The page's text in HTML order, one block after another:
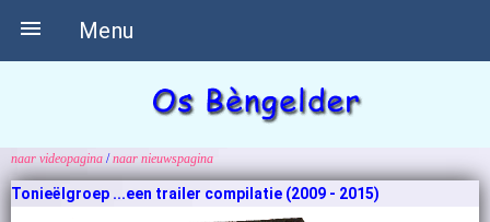
Menu

naar videopagina /naar nieuwspagina
Tonieëlgroep ...een trailer compilatie (2009 - 2015)